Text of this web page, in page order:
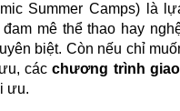
Summer Camps) là
mê thể thao hay
biệt. Còn nếu chỉ
cácchương trình
ưu.